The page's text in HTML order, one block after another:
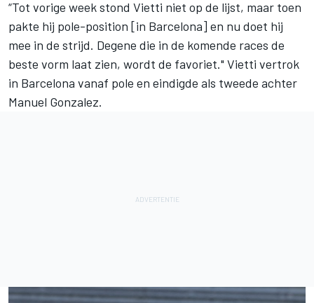
“Tot vorige week stond Vietti niet op de lijst, maar toen
pakte hij pole-position [in Barcelona] en nu doet hij
mee in de strijd. Degene die in de komende races de
beste vorm laat zien, wordt de favoriet." Vietti vertrok
in Barcelona vanaf pole en eindigde als tweede achter
Manuel Gonzalez.